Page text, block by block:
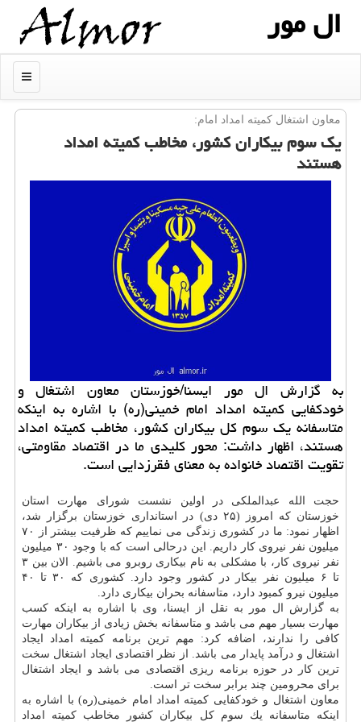
ال مور
منو
معاون اشتغال كمیته امداد امام:
یك سوم بیكاران كشور، مخاطب كمیته امداد
هستند
به گزارش ال مور ایسنا/خوزستان معاون اشتغال و
خودكفایی كمیته امداد امام خمینی(ره) با اشاره به اینكه
متاسفانه یك سوم كل بیكاران كشور، مخاطب كمیته امداد
هستند، اظهار داشت: محور كلیدی ما در اقتصاد مقاومتی،
تقویت اقتصاد خانواده به معنای فقرزدایی است.
حجت الله عبدالملكی در اولین نشست شورای مهارت استان
خوزستان كه امروز (۲۵ دی) در استانداری خوزستان برگزار شد،
اظهار نمود: ما در كشوری زندگی می نماییم كه ظرفیت بیشتر از ۷۰
میلیون نفر نیروی كار داریم. این درحالی است كه با وجود ۳۰ میلیون
نفر نیروی كار، با مشكلی به نام بیكاری روبرو می باشیم. الان بین ۳
تا ۶ میلیون نفر بیكار در كشور وجود دارد. كشوری كه ۳۰ تا ۴۰
میلیون نیرو كمبود دارد، متاسفانه بحران بیكاری دارد.
به گزارش ال مور به نقل از ایسنا، وی با اشاره به اینكه كسب
مهارت بسیار مهم می باشد و متاسفانه بخش زیادی از بیكاران مهارت
كافی را ندارند، اضافه كرد: مهم ترین برنامه كمیته امداد ایجاد
اشتغال و درآمد پایدار می باشد. از نظر اقتصادی ایجاد اشتغال سخت
ترین كار در حوزه برنامه ریزی اقتصادی می باشد و ایجاد اشتغال
برای محرومین چند برابر سخت تر است.
معاون اشتغال و خودكفایی كمیته امداد امام خمینی(ره) با اشاره به
اینكه متاسفانه یك سوم كل بیكاران كشور مخاطب كمیته امداد